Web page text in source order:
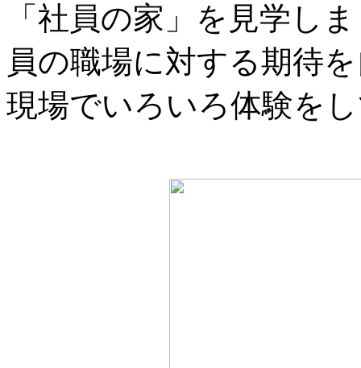
「社員の家」を見学し
員の職場に対する期待
現場でいろいろ体験を